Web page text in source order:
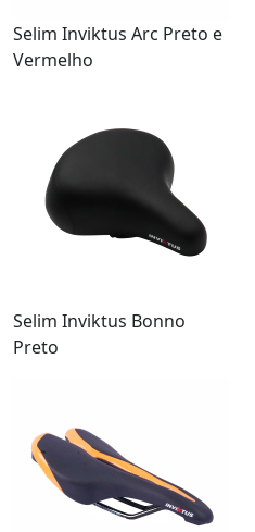
Selim Inviktus Arc Preto e
Vermelho
Selim Inviktus Bonno
Preto